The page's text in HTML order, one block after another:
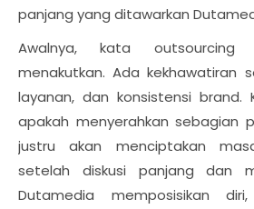
panjang yang ditawarkan
Awalnya, kata outsourcing
menakutkan. Ada kekhawatiran
layanan, dan konsistensi brand.
apakah menyerahkan sebagian
justru akan menciptakan
setelah diskusi panjang dan
Dutamedia memposisikan